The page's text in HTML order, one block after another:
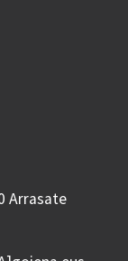
Arrasate